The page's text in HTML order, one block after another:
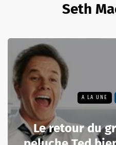
Seth
A LA UNE
Le retour du